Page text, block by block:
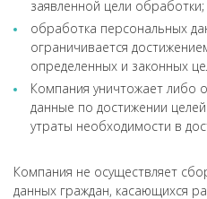
заявленной цели обработки;
обработка персональных
ограничивается
определенных и законных
Компания уничтожает либо
данные по достижении
утраты необходимости в
Компания не осуществляет
данных граждан, касающихся